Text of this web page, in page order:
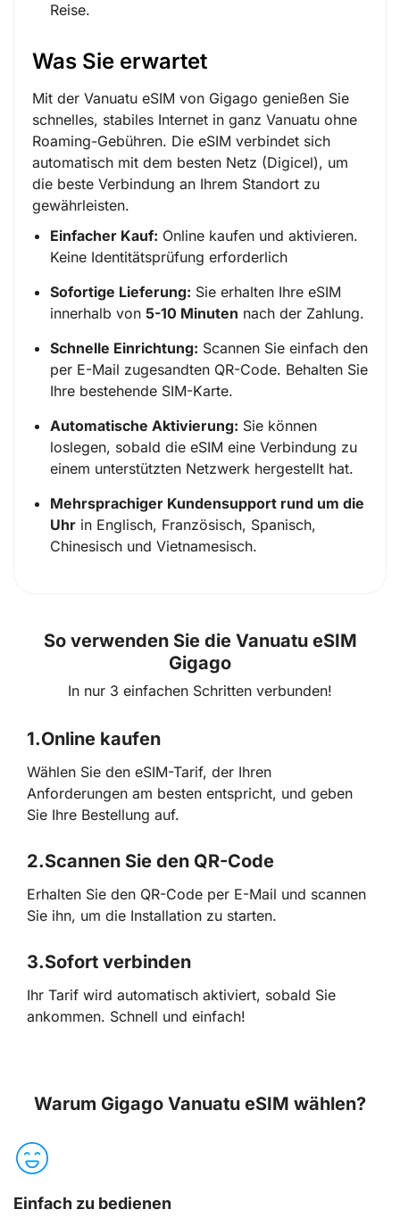
Reise.
Was Sie erwartet
Mit der Vanuatu eSIM von Gigago genießen Sie
schnelles, stabiles Internet in ganz Vanuatu ohne
Roaming-Gebühren. Die eSIM verbindet sich
automatisch mit dem besten Netz (Digicel), um
die beste Verbindung an Ihrem Standort zu
gewährleisten.
Einfacher Kauf: Online kaufen und aktivieren.
Keine Identitätsprüfung erforderlich
Sofortige Lieferung: Sie erhalten Ihre eSIM
innerhalb von 5-10 Minuten nach der Zahlung.
Schnelle Einrichtung: Scannen Sie einfach den
per E-Mail zugesandten QR-Code. Behalten Sie
Ihre bestehende SIM-Karte.
Automatische Aktivierung: Sie können
loslegen, sobald die eSIM eine Verbindung zu
einem unterstützten Netzwerk hergestellt hat.
Mehrsprachiger Kundensupport rund um die
Uhr in Englisch, Französisch, Spanisch,
Chinesisch und Vietnamesisch.
So verwenden Sie die Vanuatu eSIM
Gigago
In nur 3 einfachen Schritten verbunden!
1.Online kaufen
Wählen Sie den eSIM-Tarif, der Ihren
Anforderungen am besten entspricht, und geben
Sie Ihre Bestellung auf.
2.Scannen Sie den QR-Code
Erhalten Sie den QR-Code per E-Mail und scannen
Sie ihn, um die Installation zu starten.
3.Sofort verbinden
Ihr Tarif wird automatisch aktiviert, sobald Sie
ankommen. Schnell und einfach!
Warum Gigago Vanuatu eSIM wählen?
Einfach zu bedienen